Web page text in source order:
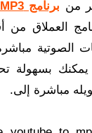
من برنامج 4K YouTube to MP3
العملاق
الصوتية
يمكنك بسهولة
مباشرة إلى.